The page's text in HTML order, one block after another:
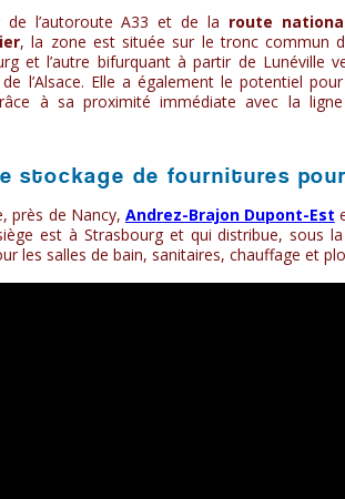
de l’autoroute A33 et de la route
, la zone est située sur le tronc commun
et l’autre bifurquant à partir de Lunéville
l’Alsace. Elle a également le potentiel
à sa proximité immédiate avec la
stockage de fournitures
près de Nancy, Andrez-Brajon Dupont-Est
est à Strasbourg et qui distribue, sous
les salles de bain, sanitaires, chauffage et